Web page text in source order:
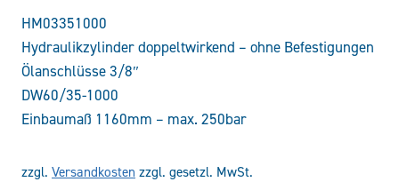
HM03351000
Hydraulikzylinder doppeltwirkend – ohne Befestigungen
Ölanschlüsse 3/8″
DW60/35-1000
Einbaumaß 1160mm – max. 250bar
zzgl. Versandkosten zzgl. gesetzl. MwSt.